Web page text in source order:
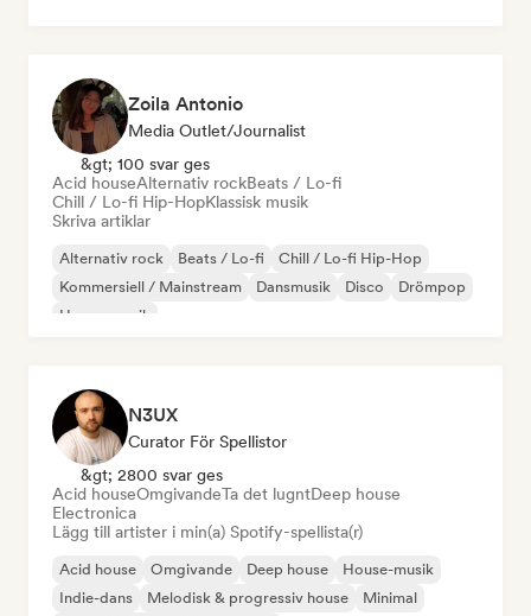
Zoila Antonio
Media Outlet/Journalist
&gt; 100 svar ges
Acid houseAlternativ rockBeats / Lo-fi
Chill / Lo-fi Hip-HopKlassisk musik
Skriva artiklar
Alternativ rock Beats / Lo-fi
Chill / Lo-fi Hip-Hop
Kommersiell / Mainstream
Dansmusik Disco
Drömpop
House-musik
N3UX
Curator För Spellistor
&gt; 2800 svar ges
Acid houseOmgivandeTa det lugntDeep house
Electronica
Lägg till artister i min(a) Spotify-spellista(r)
Acid house Omgivande Deep house
House-musik
Indie-dans
Melodisk & progressiv house
Minimal